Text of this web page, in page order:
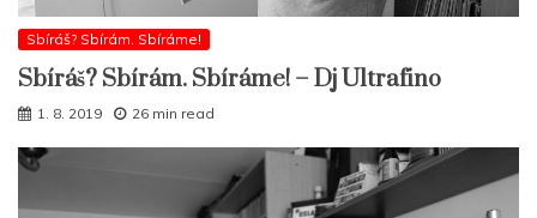
Sbíráš? Sbírám. Sbíráme!
Sbíráš? Sbírám. Sbíráme! – Dj Ultrafino
1. 8. 2019 26 min read